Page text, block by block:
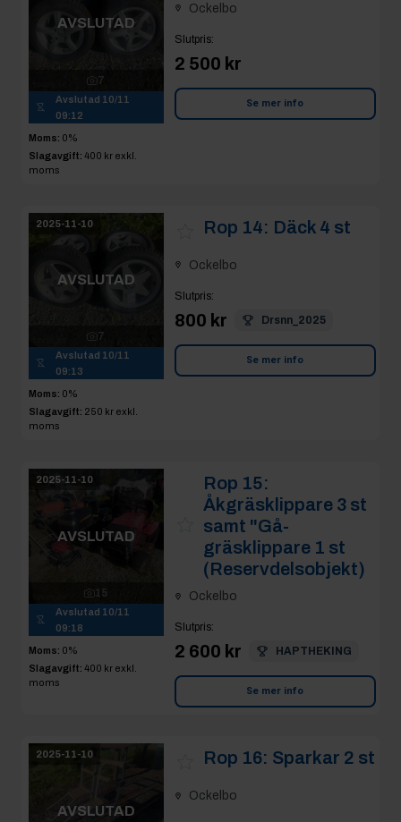
AVSLUTAD
7
Avslutad 10/11
09:12
Moms: 0%
Slagavgift: 400 kr exkl.
moms
Ockelbo
Slutpris:
2 500 kr
Se mer info
2025-11-10
AVSLUTAD
7
Avslutad 10/11
09:13
Moms: 0%
Slagavgift: 250 kr exkl.
moms
Rop 14: Däck 4 st
Ockelbo
Slutpris:
800 kr Drsnn_2025
Se mer info
2025-11-10
AVSLUTAD
15
Avslutad 10/11
09:18
Moms: 0%
Slagavgift: 400 kr exkl.
moms
Rop 15:
Åkgräsklippare 3 st
samt "Gå-
gräsklippare 1 st
(Reservdelsobjekt)
Ockelbo
Slutpris:
2 600 kr HAPTHEKING
Se mer info
2025-11-10
AVSLUTAD
Rop 16: Sparkar 2 st
Ockelbo